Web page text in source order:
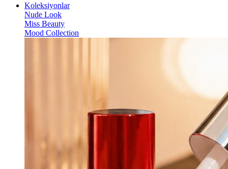
Koleksiyonlar
Nude Look
Miss Beauty
Mood Collection